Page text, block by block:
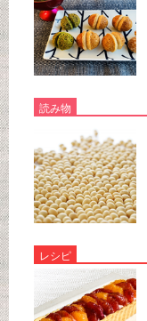
読み物
レシピ